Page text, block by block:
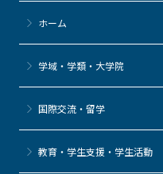
ホーム
学域・学類・大学院
国際交流・留学
教育・学生支援・学生活動